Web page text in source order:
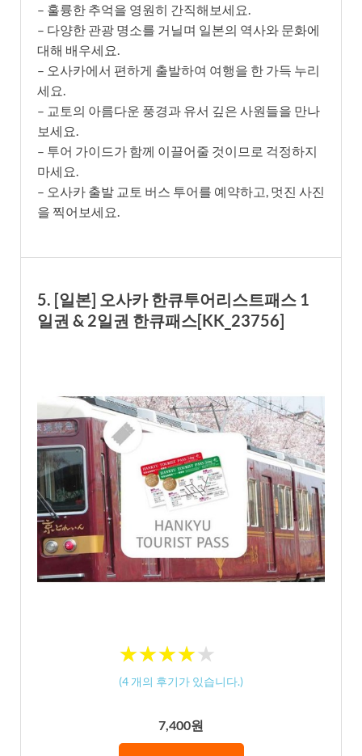
– 훌륭한 추억을 영원히 간직해보세요.
– 다양한 관광 명소를 거닐며 일본의 역사와 문화에
대해 배우세요.
– 오사카에서 편하게 출발하여 여행을 한 가득 누리
세요.
– 교토의 아름다운 풍경과 유서 깊은 사원들을 만나
보세요.
– 투어 가이드가 함께 이끌어줄 것이므로 걱정하지
마세요.
– 오사카 출발 교토 버스 투어를 예약하고, 멋진 사진
을 찍어보세요.
5. [일본] 오사카 한큐투어리스트패스 1
일권 & 2일권 한큐패스[KK_23756]
★★★★★
★★★★★
(4 개의 후기가 있습니다.)
7,400원